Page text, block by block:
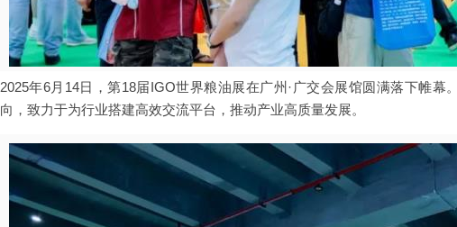
2025年6月14日，第18届IGO世界粮油展在广州·广交会展馆圆满落下帷
向，致力于为行业搭建高效交流平台，推动产业高质量发展。